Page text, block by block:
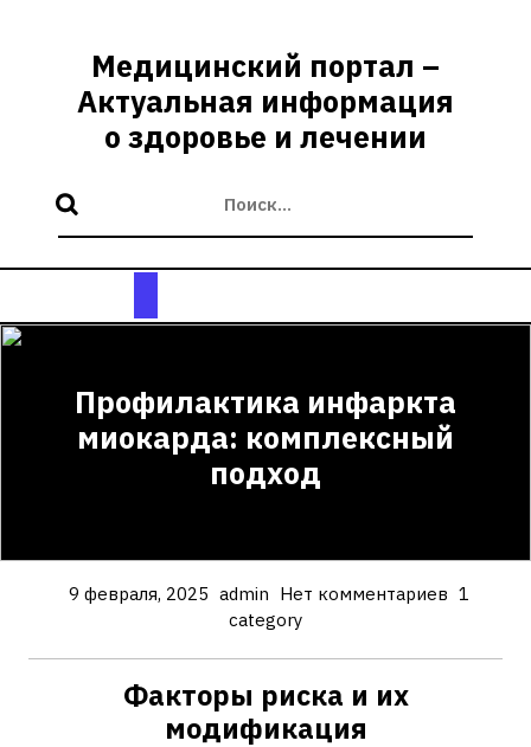
содержимомуМедицинский портал –
Актуальная информация
о здоровье и лечении
Кнопка
Профилактика инфаркта
миокарда: комплексный
подход
9 февраля, 2025 admin Нет комментариев 1
category
Факторы риска и их
модификация